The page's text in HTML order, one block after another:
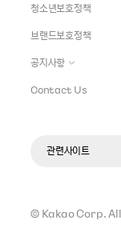
청소년보호정책
브랜드보호정책
공지사항
Contact Us
관련사이트
© Kakao Corp.